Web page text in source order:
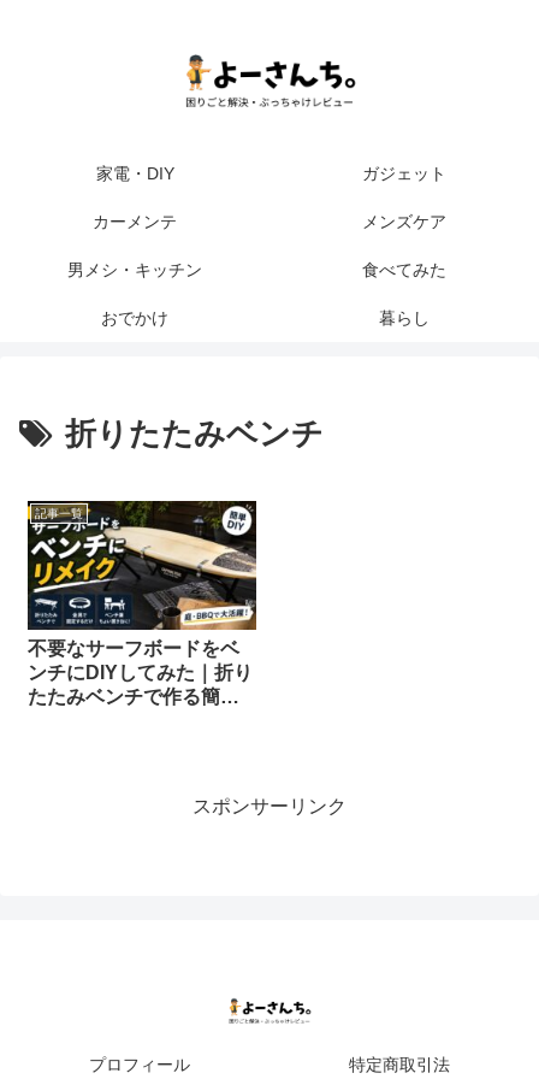
家電・DIY ガジェット
カーメンテ メンズケア
男メシ・キッチン 食べてみた
おでかけ 暮らし
折りたたみベンチ
記事一覧
不要なサーフボードをベ
ンチにDIYしてみた｜折り
たたみベンチで作る簡単
スポンサーリンク
プロフィール 特定商取引法